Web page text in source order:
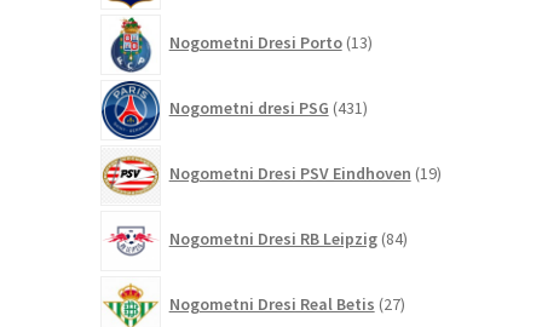
Nogometni Dresi Porto 13izdelkov
Nogometni dresi PSG 431izdelkov
Nogometni Dresi PSV Eindhoven 19izdelkov
Nogometni Dresi RB Leipzig 84izdelkov
Nogometni Dresi Real Betis 27izdelkov